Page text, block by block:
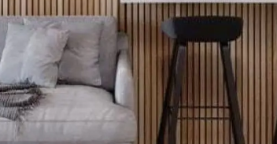
Anunciar imóveis